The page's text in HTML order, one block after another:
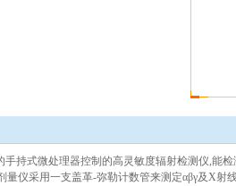
手持式微处理器控制的高灵敏度辐射检测仪,能
量仪采用一支盖革-弥勒计数管来测定αβγ及Χ射